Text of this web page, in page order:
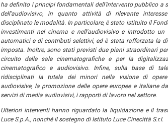
ha definito i principi fondamentali dell'intervento pubblico a
dell'audiovisivo, in quanto attività di rilevante
disciplinato le modalità. In particolare, è stato istituito il
investimenti nel cinema e nell'audiovisivo e introdotto
automatici e di contributi selettivi, ed è stata rafforzata la
imposta. Inoltre, sono stati previsti due piani straordinari
circuito delle sale cinematografiche e per la
cinematografico e audiovisivo. Infine, sulla base di
ridisciplinati la tutela dei minori nella visione di opere
audiovisive, la promozione delle opere europee e italiane
servizi di media audiovisivi, i rapporti di lavoro nel settore.
Ulteriori interventi hanno riguardato la liquidazione e il
Luce S.p.A., nonché il sostegno di Istituto Luce Cinecittà S.r.l.